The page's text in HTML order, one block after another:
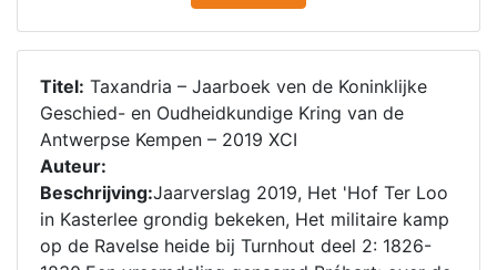
Titel: Taxandria – Jaarboek ven de Koninklijke
Geschied- en Oudheidkundige Kring van de
Antwerpse Kempen – 2019 XCI
Auteur:
Beschrijving:Jaarverslag 2019, Het 'Hof Ter Loo
in Kasterlee grondig bekeken, Het militaire kamp
op de Ravelse heide bij Turnhout deel 2: 1826-